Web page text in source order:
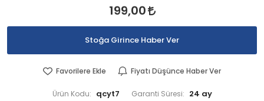
199,00
Stoğa Girince Haber Ver
Favorilere Ekle Fiyatı Düşünce Haber Ver
Ürün Kodu: qcyt7 Garanti Süresi: 24 ay